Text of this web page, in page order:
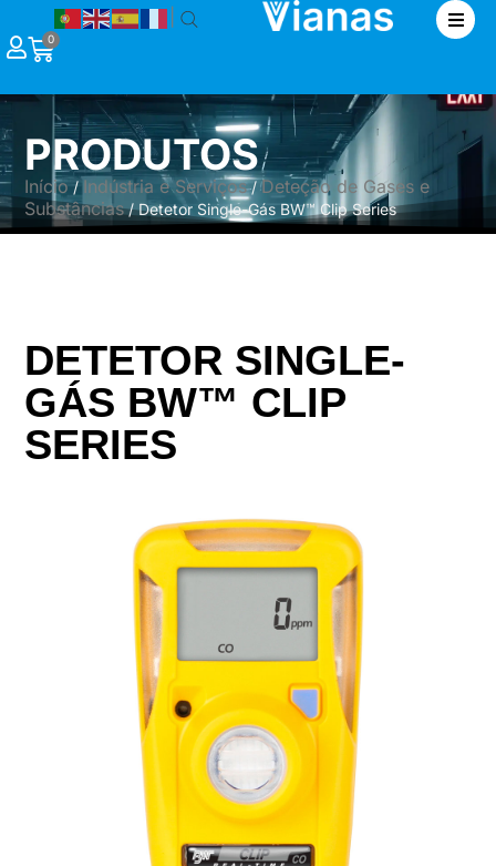
0
PRODUTOS
Início/ Indústria e Serviços/Deteção de Gases e
Substâncias/ Detetor Single-Gás BW™ Clip Series
DETETOR SINGLE-
GÁS BW™ CLIP
SERIES